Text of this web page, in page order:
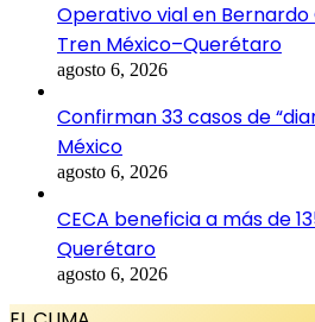
Operativo vial en
Tren México–Querétaro
agosto 6, 2026
Confirman 33 casos de
México
agosto 6, 2026
CECA beneficia a más de
Querétaro
agosto 6, 2026